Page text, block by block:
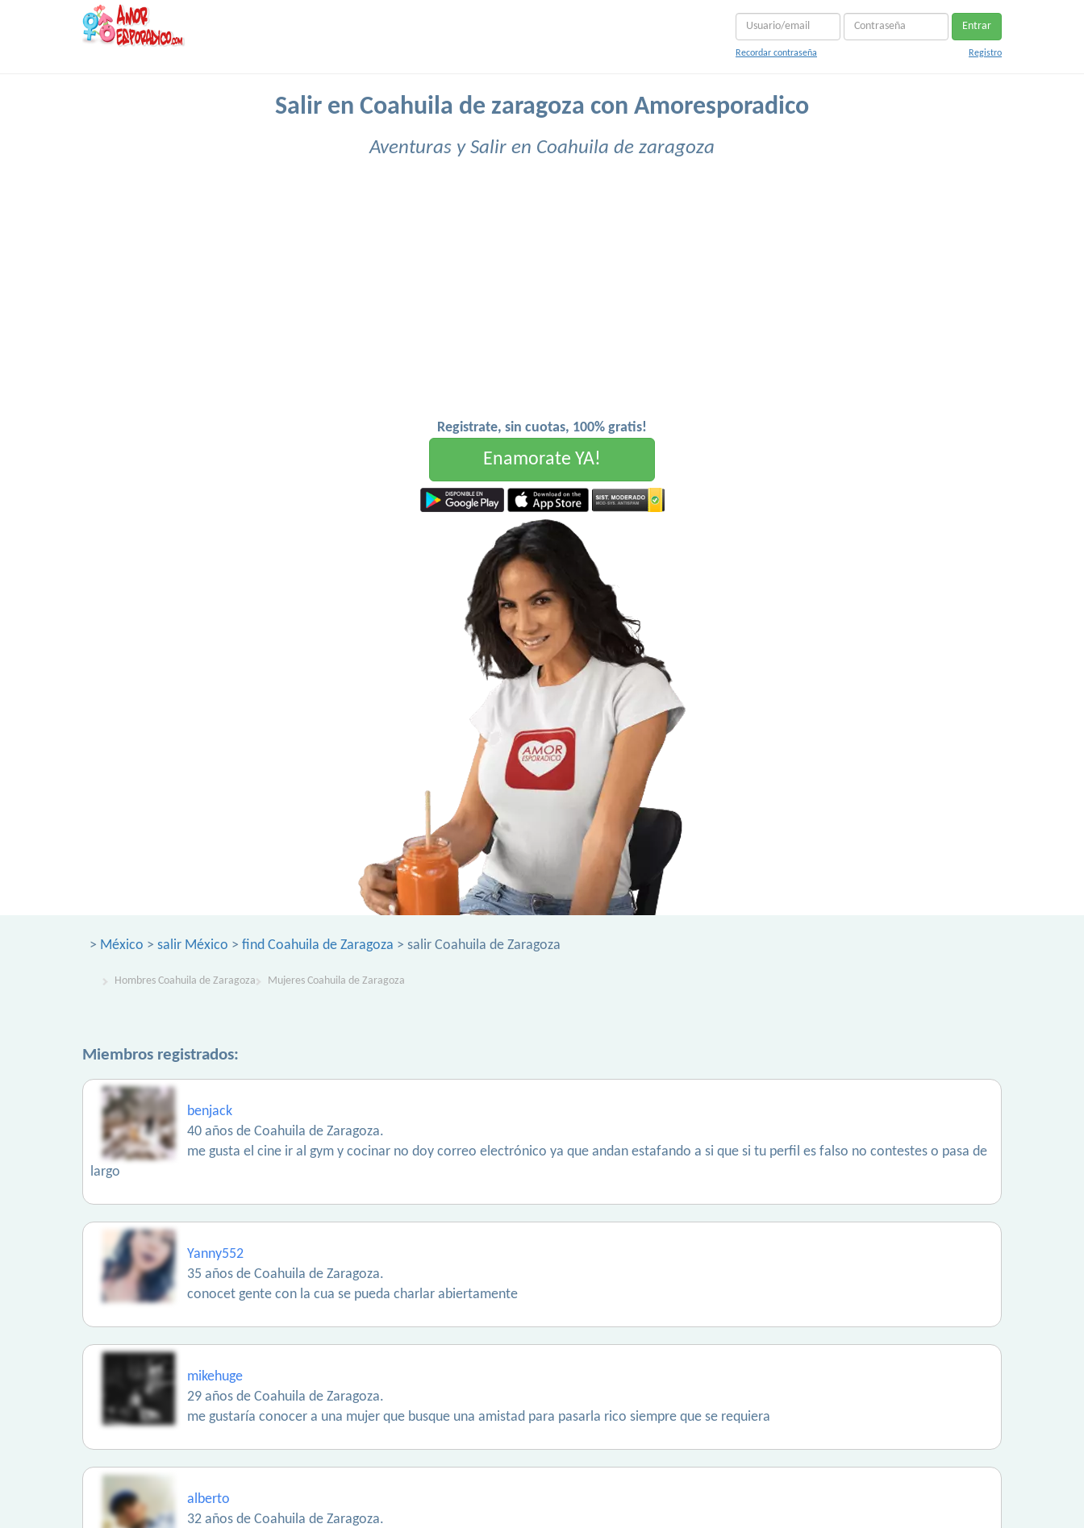
Entrar
Recordar contraseña Registro
Salir en Coahuila de zaragoza con Amoresporadico
Aventuras y Salir en Coahuila de zaragoza
Registrate, sin cuotas, 100% gratis!
Enamorate YA!
> México > salir México > find Coahuila de Zaragoza > salir Coahuila de Zaragoza
Hombres Coahuila de Zaragoza Mujeres Coahuila de Zaragoza
Miembros registrados:
benjack
40 años de Coahuila de Zaragoza.
me gusta el cine ir al gym y cocinar no doy correo electrónico ya que andan estafando a si que si tu perfil es falso no contestes o pasa de
largo
Yanny552
35 años de Coahuila de Zaragoza.
conocet gente con la cua se pueda charlar abiertamente
mikehuge
29 años de Coahuila de Zaragoza.
me gustaría conocer a una mujer que busque una amistad para pasarla rico siempre que se requiera
alberto
32 años de Coahuila de Zaragoza.